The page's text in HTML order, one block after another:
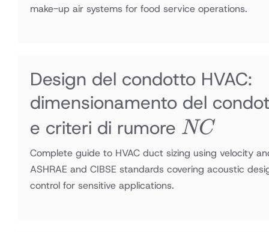
make-up air systems for food service operations.
Design del condotto HVAC:
dimensionamento del
e criteri di rumore NC
NC
Complete guide to HVAC duct sizing using velocity
ASHRAE and CIBSE standards covering acoustic
control for sensitive applications.